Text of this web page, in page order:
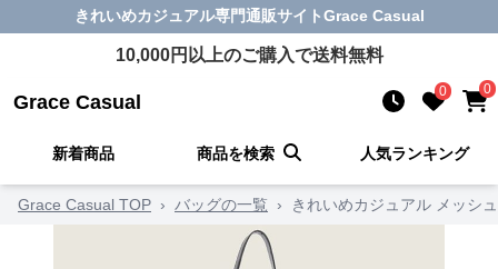
きれいめカジュアル専門通販サイトGrace Casual
10,000円以上のご購入で送料無料
Grace Casual 0 0
新着商品 商品を検索 人気ランキング
Grace Casual TOP › バッグの一覧 › きれいめカジュアル メッシ